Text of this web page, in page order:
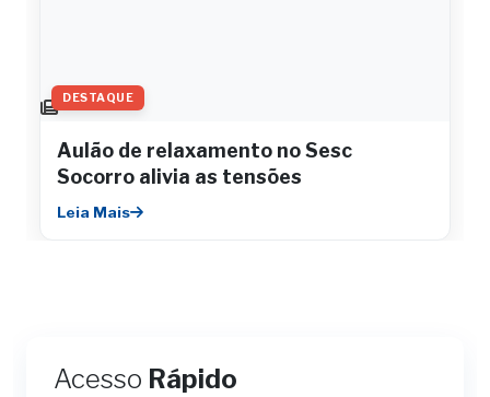
DESTAQUE
Aulão de relaxamento no Sesc
Socorro alivia as tensões
Leia Mais
Acesso Rápido